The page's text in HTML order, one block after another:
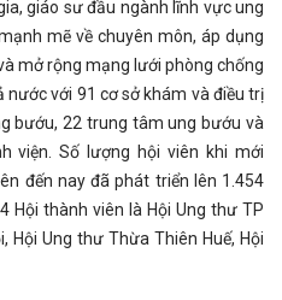
giáo sư đầu ngành lĩnh vực ung
mẽ về chuyên môn, áp dụng
mở rộng mạng lưới phòng chống
với 91 cơ sở khám và điều trị
bướu, 22 trung tâm ung bướu và
viện. Số lượng hội viên khi mới
đến nay đã phát triển lên 1.454
Hội thành viên là Hội Ung thư TP
Hội Ung thư Thừa Thiên Huế, Hội